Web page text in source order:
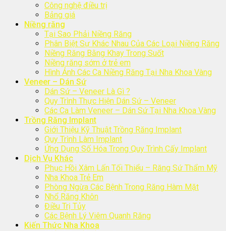
Công nghệ điều trị
Bảng giá
Niềng răng
Tại Sao Phải Niềng Răng
Phân Biệt Sự Khác Nhau Của Các Loại Niềng Răng
Niềng Răng Bằng Khay Trong Suốt
Niềng răng sớm ở trẻ em
Hình Ảnh Các Ca Niềng Răng Tại Nha Khoa Vàng
Veneer – Dán Sứ
Dán Sứ – Veneer Là Gì ?
Quy Trình Thực Hiện Dán Sứ – Veneer
Các Ca Làm Veneer – Dán Sứ Tại Nha Khoa Vàng
Trồng Răng Implant
Giới Thiệu Kỹ Thuật Trồng Răng Implant
Quy Trình Làm Implant
Ứng Dụng Số Hóa Trong Quy Trình Cấy Implant
Dịch Vụ Khác
Phục Hồi Xâm Lấn Tối Thiểu – Răng Sứ Thẩm Mỹ
Nha Khoa Trẻ Em
Phòng Ngừa Các Bệnh Trong Răng Hàm Mặt
Nhổ Răng Khôn
Điều Trị Tủy
Các Bệnh Lý Viêm Quanh Răng
Kiến Thức Nha Khoa